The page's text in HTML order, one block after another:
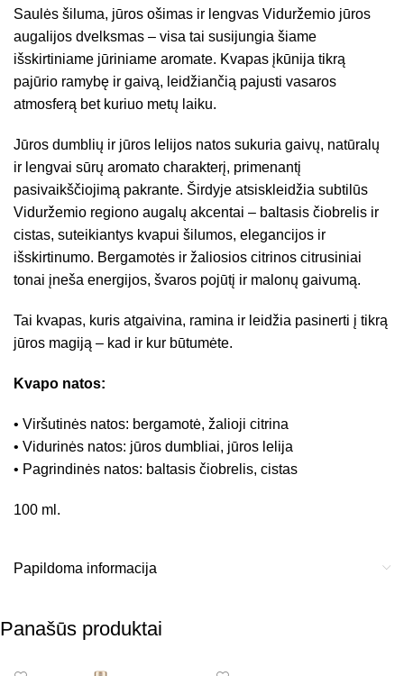
Saulės šiluma, jūros ošimas ir lengvas Viduržemio jūros
augalijos dvelksmas – visa tai susijungia šiame
išskirtiniame jūriniame aromate. Kvapas įkūnija tikrą
pajūrio ramybę ir gaivą, leidžiančią pajusti vasaros
atmosferą bet kuriuo metų laiku.
Jūros dumblių ir jūros lelijos natos sukuria gaivų, natūralų
ir lengvai sūrų aromato charakterį, primenantį
pasivaikščiojimą pakrante. Širdyje atsiskleidžia subtilūs
Viduržemio regiono augalų akcentai – baltasis čiobrelis ir
cistas, suteikiantys kvapui šilumos, elegancijos ir
išskirtinumo. Bergamotės ir žaliosios citrinos citrusiniai
tonai įneša energijos, švaros pojūtį ir malonų gaivumą.
Tai kvapas, kuris atgaivina, ramina ir leidžia pasinerti į tikrą
jūros magiją – kad ir kur būtumėte.
Kvapo natos:
• Viršutinės natos: bergamotė, žalioji citrina
• Vidurinės natos: jūros dumbliai, jūros lelija
• Pagrindinės natos: baltasis čiobrelis, cistas
100 ml.
Papildoma informacija
Panašūs produktai